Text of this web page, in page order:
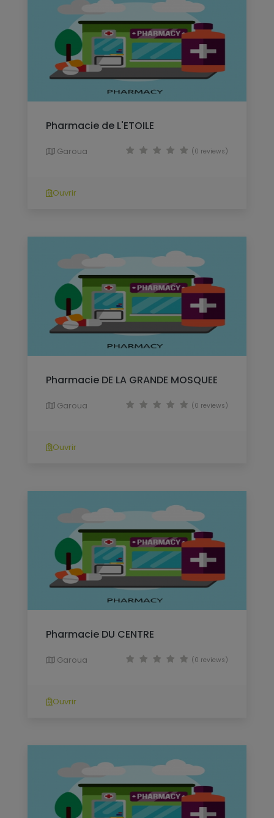
Pharmacie de L'ETOILE
Garoua (0 reviews)
Ouvrir
Pharmacie DE LA GRANDE MOSQUEE
Garoua (0 reviews)
Ouvrir
Pharmacie DU CENTRE
Garoua (0 reviews)
Ouvrir